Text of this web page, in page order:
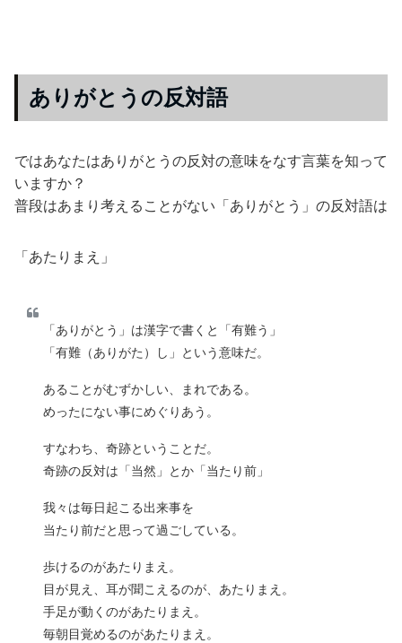
ありがとうの反対語
ではあなたはありがとうの反対の意味をなす言葉を知って
いますか？
普段はあまり考えることがない「ありがとう」の反対語は
「あたりまえ」
「ありがとう」は漢字で書くと「有難う」
「有難（ありがた）し」という意味だ。
あることがむずかしい、まれである。
めったにない事にめぐりあう。
すなわち、奇跡ということだ。
奇跡の反対は「当然」とか「当たり前」
我々は毎日起こる出来事を
当たり前だと思って過ごしている。
歩けるのがあたりまえ。
目が見え、耳が聞こえるのが、あたりまえ。
手足が動くのがあたりまえ。
毎朝目覚めるのがあたりまえ。